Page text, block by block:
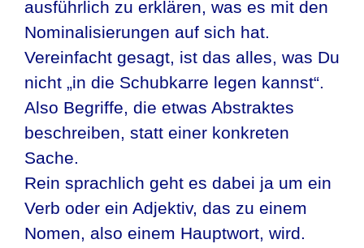
ausführlich zu erklären, was es mit den
Nominalisierungen auf sich hat.
Vereinfacht gesagt, ist das alles, was Du
nicht „in die Schubkarre legen kannst“.
Also Begriffe, die etwas Abstraktes
beschreiben, statt einer konkreten
Sache.
Rein sprachlich geht es dabei ja um ein
Verb oder ein Adjektiv, das zu einem
Nomen, also einem Hauptwort, wird.